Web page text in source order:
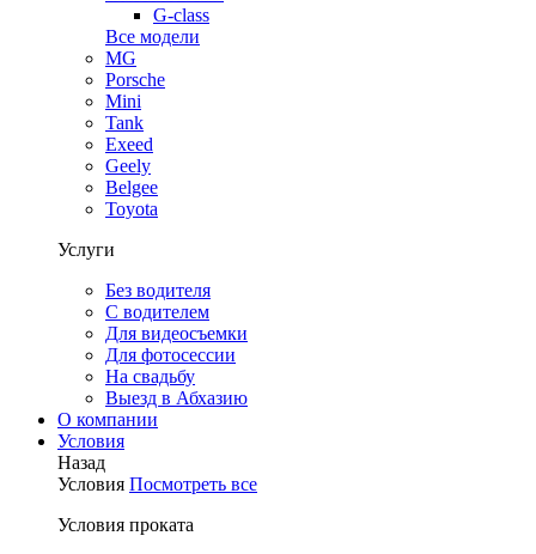
G-class
Все модели
MG
Porsche
Mini
Tank
Exeed
Geely
Belgee
Toyota
Услуги
Без водителя
С водителем
Для видеосъемки
Для фотосессии
На свадьбу
Выезд в Абхазию
О компании
Условия
Назад
Условия Посмотреть все
Условия проката